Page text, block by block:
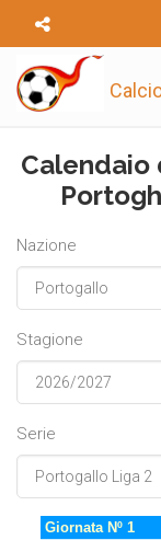
Calendaio
Nazione
Stagione
Serie
Giornata Nº 1